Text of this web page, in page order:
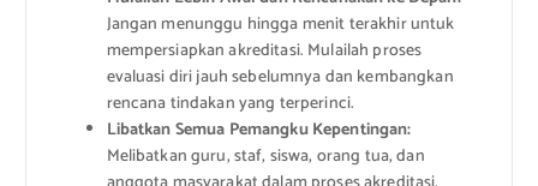
Jangan menunggu hingga menit terakhir untuk
mempersiapkan akreditasi. Mulailah proses
evaluasi diri jauh sebelumnya dan kembangkan
rencana tindakan yang terperinci.
Libatkan Semua Pemangku Kepentingan:
Melibatkan guru, staf, siswa, orang tua, dan